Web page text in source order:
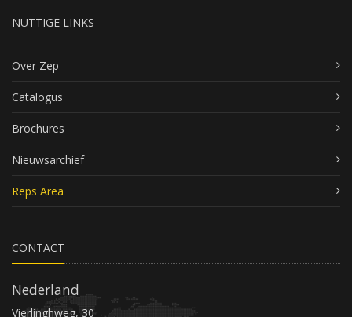
NUTTIGE LINKS
Over Zep
Catalogus
Brochures
Nieuwsarchief
Reps Area
CONTACT
Nederland
Vierlinghweg, 30